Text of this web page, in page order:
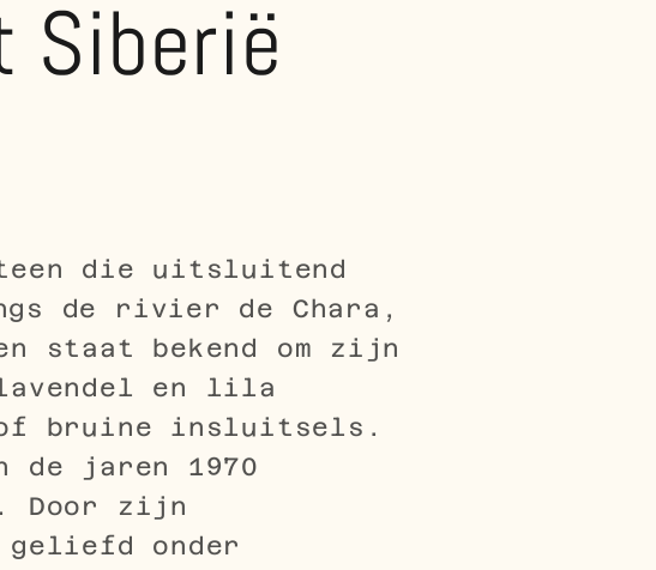
Siberië
die uitsluitend
de rivier de Chara,
staat bekend om zijn
lavendel en lila
of bruine insluitsels.
de jaren 1970
Door zijn
geliefd onder